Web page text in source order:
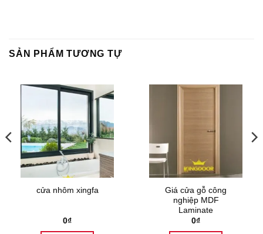
SẢN PHẨM TƯƠNG TỰ
cửa nhôm xingfa
0₫
Giá cửa gỗ công
nghiệp MDF
Laminate
0₫